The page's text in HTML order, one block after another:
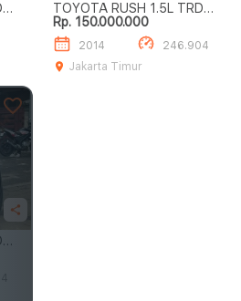
TOYOTA RUSH 1.5L TRD
SPORTIVO A/T
Rp. 150.000.000
2014
246.904
Jakarta Timur